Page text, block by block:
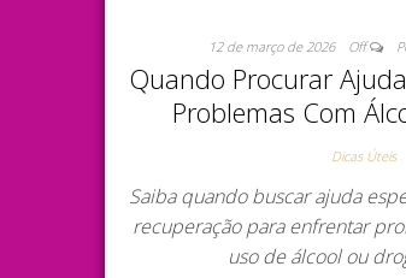
12 de março de 2026 Off
Quando Procurar
Problemas Com
Dicas Úteis
Saiba quando buscar ajuda
recuperação para enfrentar
uso de álcool ou